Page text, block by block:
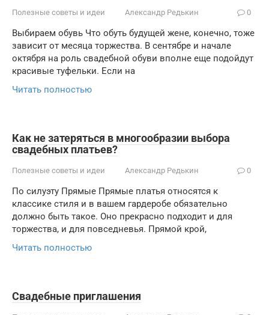
Полезные советы и идеи Александр Редькин 0
Выбираем обувь Что обуть будущей жене, конечно, тоже
зависит от месяца торжества. В сентябре и начале
октября на роль свадебной обуви вполне еще подойдут
красивые туфельки. Если на
Читать полностью
Как не затеряться в многообразии выбора
свадебных платьев?
Полезные советы и идеи Александр Редькин 0
По силуэту Прямые Прямые платья относятся к
классике стиля и в вашем гардеробе обязательно
должно быть такое. Оно прекрасно подходит и для
торжества, и для повседневья. Прямой крой,
Читать полностью
Свадебные приглашения